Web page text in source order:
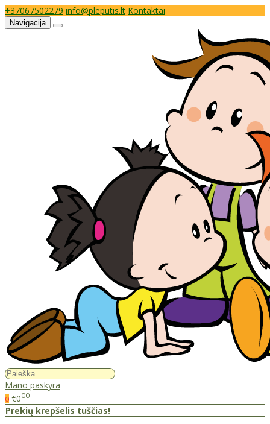
+37067502279 info@pleputis.lt Kontaktai
Navigacija
Mano paskyra
0 €000
Prekių krepšelis tuščias!